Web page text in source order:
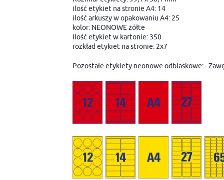
ilość etykiet na stronie A4: 14
ilość arkuszy w opakowaniu A4: 25
kolor: NEONOWE żółte
Ilość etykiet w kartonie: 350
rozkład etykiet na stronie: 2x7
Pozostałe etykiety neonowe odblaskowe: -